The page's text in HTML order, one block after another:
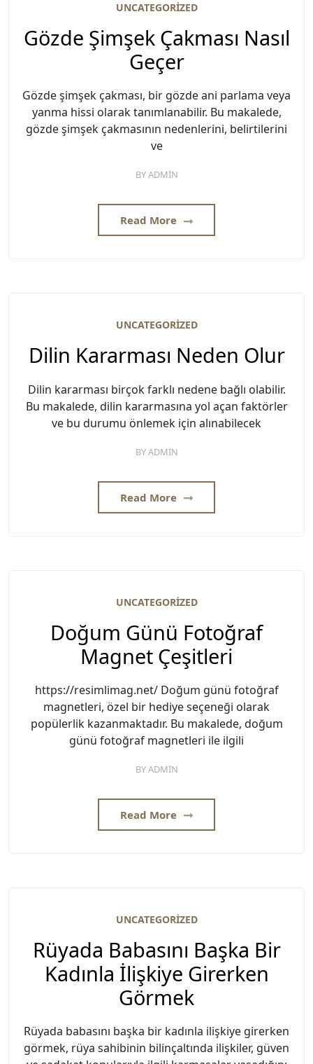
UNCATEGORIZED
Gözde Şimşek Çakması Nasıl
Geçer
Gözde şimşek çakması, bir gözde ani parlama veya
yanma hissi olarak tanımlanabilir. Bu makalede,
gözde şimşek çakmasının nedenlerini, belirtilerini
ve
BYADMIN
Read More
UNCATEGORIZED
Dilin Kararması Neden Olur
Dilin kararması birçok farklı nedene bağlı olabilir.
Bu makalede, dilin kararmasına yol açan faktörler
ve bu durumu önlemek için alınabilecek
BYADMIN
Read More
UNCATEGORIZED
Doğum Günü Fotoğraf
Magnet Çeşitleri
https://resimlimag.net/ Doğum günü fotoğraf
magnetleri, özel bir hediye seçeneği olarak
popülerlik kazanmaktadır. Bu makalede, doğum
günü fotoğraf magnetleri ile ilgili
BYADMIN
Read More
UNCATEGORIZED
Rüyada Babasını Başka Bir
Kadınla İlişkiye Girerken
Görmek
Rüyada babasını başka bir kadınla ilişkiye girerken
görmek, rüya sahibinin bilinçaltında ilişkiler, güven